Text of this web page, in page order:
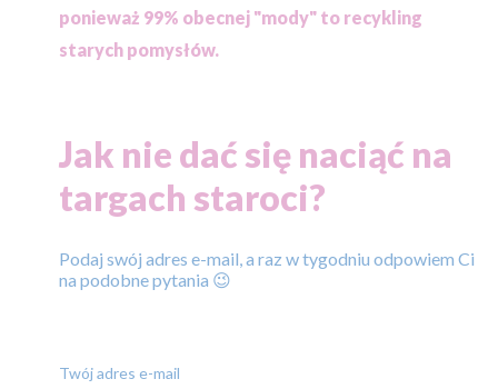
ponieważ 99% obecnej "mody" to recykling
starych pomysłów.
Jak nie dać się naciąć na
targach staroci?
Podaj swój adres e-mail, a raz w tygodniu odpowiem Ci
na podobne pytania 😉
Twój adres e-mail